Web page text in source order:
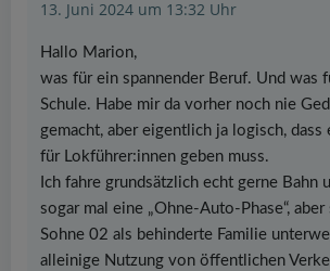
13. Juni 2024 um 13:32 Uhr
Hallo Marion,
was für ein spannender Beruf. Und was
Schule. Habe mir da vorher noch nie
gemacht, aber eigentlich ja logisch, dass
für Lokführer:innen geben muss.
Ich fahre grundsätzlich echt gerne Bahn
sogar mal eine „Ohne-Auto-Phase“,
Sohne 02 als behinderte Familie
alleinige Nutzung von öffentlichen